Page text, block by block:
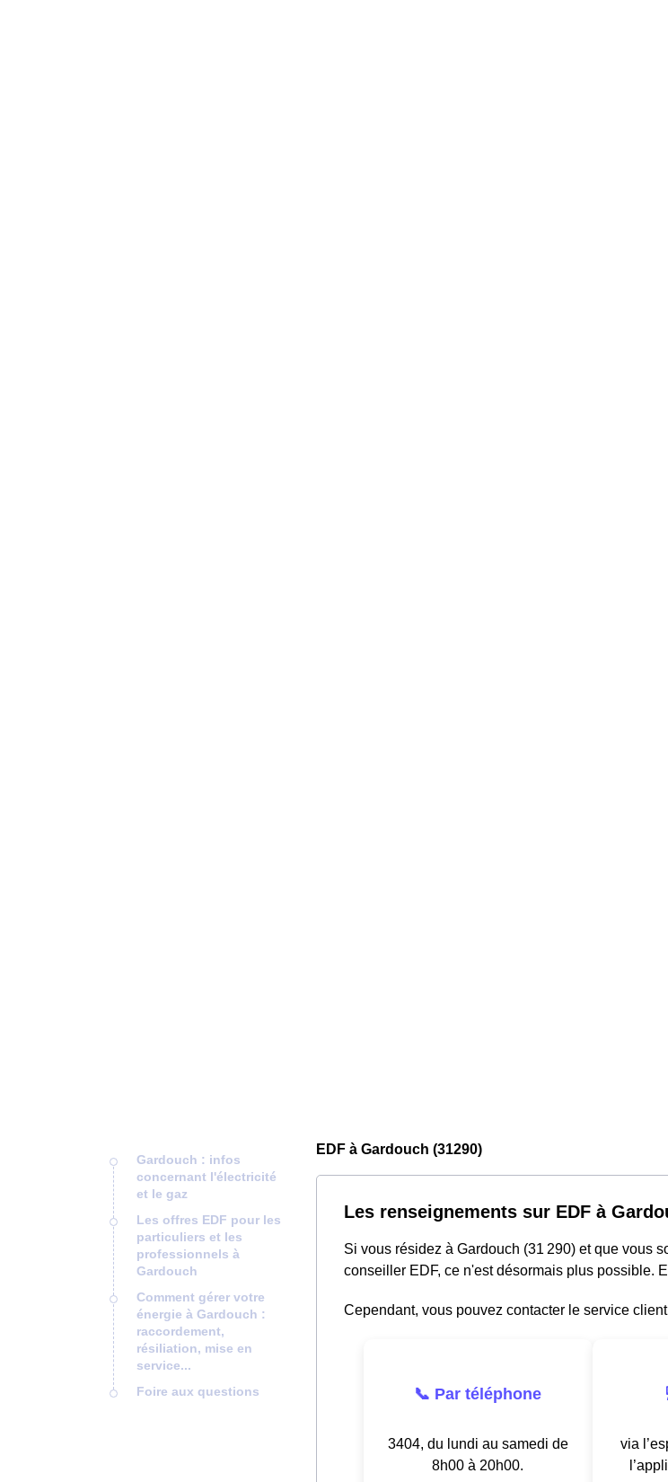
Gardouch : infos
concernant l'électricité
et le gaz
Les offres EDF pour les
particuliers et les
professionnels à
Gardouch
Comment gérer votre
énergie à Gardouch :
raccordement,
résiliation, mise en
service...
Foire aux questions
EDF à Gardouch (31290)
Les renseignements sur EDF à
Si vous résidez à Gardouch (31 290) et que vous
conseiller EDF, ce n'est désormais plus possible.
Cependant, vous pouvez contacter le service
📞 Par téléphone
3404, du lundi au samedi de
8h00 à 20h00.
via